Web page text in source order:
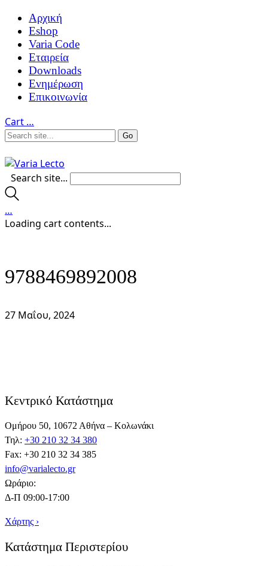
Αρχική
Eshop
Varia Code
Εταιρεία
Downloads
Ενημέρωση
Επικοινωνία
Cart …
Search site...
…
Loading cart contents...
9788469892008
27 Μαΐου, 2024
Κεντρικό Κατάστημα
Ομήρου 50, 10672 Αθήνα – Κολωνάκι
Τηλ: +30 210 32 34 380
Fax: +30 210 32 34 385
info@varialecto.gr
Ωράριο:
Δ-Π 09:00-17:00
Χάρτης ›
Κατάστημα Περιστερίου